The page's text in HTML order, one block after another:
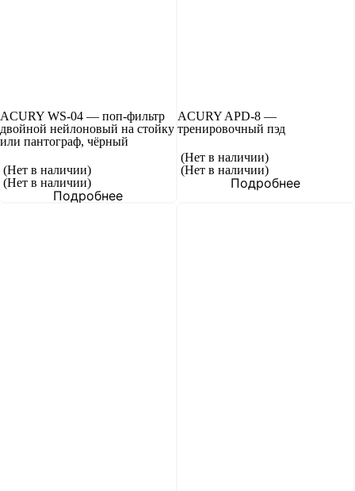
ACURY WS-04 — поп-фильтр
двойной нейлоновый на стойку
или пантограф, чёрный
(Нет в наличии)
(Нет в наличии)
Подробнее
ACURY APD-8 —
тренировочный пэд
(Нет в наличии)
(Нет в наличии)
Подробнее